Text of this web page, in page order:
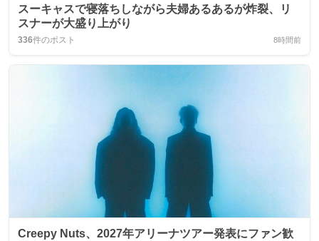
スーキャスで寝落ちしながら夫婦あるあるが炸裂、リ
スナーが大盛り上がり
336件のポスト 8時間前
Creepy Nuts、2027年アリーナツアー発表にファン歓